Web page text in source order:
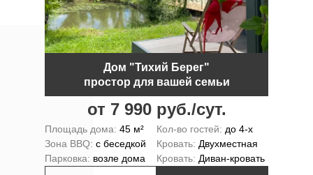
Дом "Тихий Берег"
простор для вашей семьи
от 7 990 руб./сут.
Площадь дома: 45 м²
Зона BBQ: с беседкой
Парковка: возле дома
Кол-во гостей: до 4-х
Кровать: Двухместная
Кровать: Диван-кровать